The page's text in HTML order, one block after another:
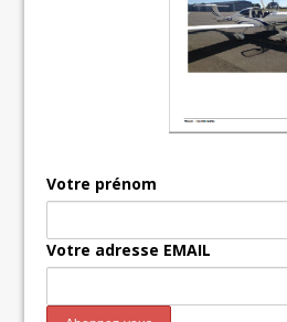
Votre prénom
Votre adresse EMAIL